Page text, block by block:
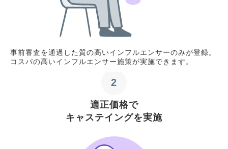
事前審査を通過した質の高いインフルエンサーのみが登録。
コスパの高いインフルエンサー施策が実施できます。
2
適正価格で
キャステイングを実施